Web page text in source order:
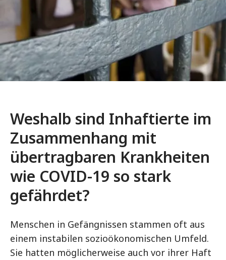
Weshalb sind Inhaftierte im
Zusammenhang mit
übertragbaren Krankheiten
wie COVID-19 so stark
gefährdet?
Menschen in Gefängnissen stammen oft aus
einem instabilen sozioökonomischen Umfeld.
Sie hatten möglicherweise auch vor ihrer Haft